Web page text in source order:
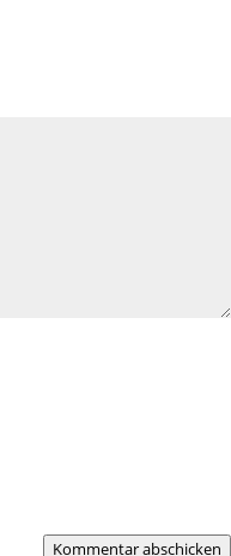
Kommentar abschicken